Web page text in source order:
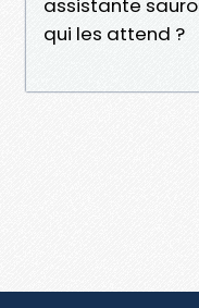
assistante
qui les attend ?